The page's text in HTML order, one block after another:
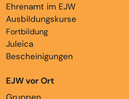
Ehrenamt im EJW
Ausbildungskurse
Fortbildung
Juleica
Bescheinigungen
EJW vor Ort